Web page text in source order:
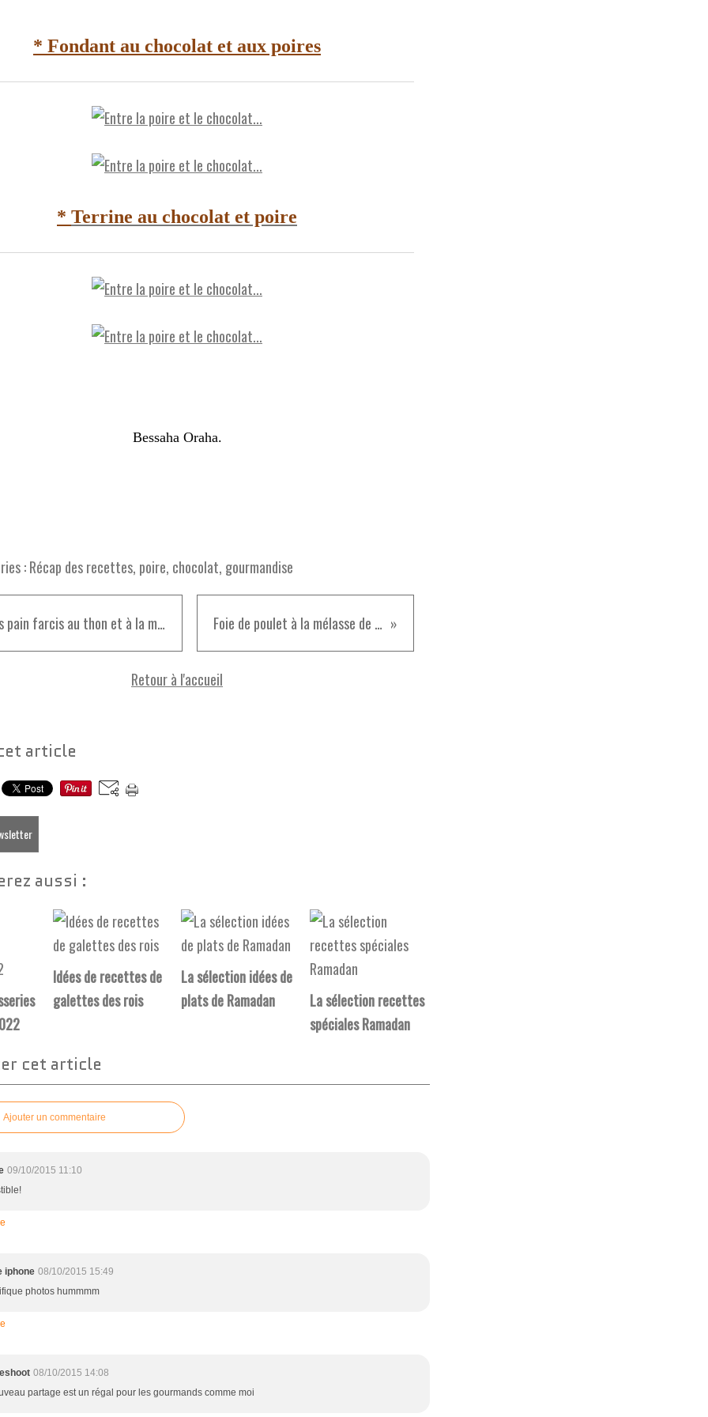
* Fondant au chocolat et aux poires
* Terrine au chocolat et poire
Bessaha Oraha.
:Récap des recettes, poire, chocolat, gourmandise
Petits pain farcis au thon et à la mozzarella Foie de poulet à la mélasse de grenade
Retour à l'accueil
article
aussi :
Idées de recettes de
galettes des rois
La sélection idées de
plats de Ramadan
La sélection recettes
spéciales Ramadan
cet article
Ajouter un commentaire
09/10/2015 11:10
iphone 08/10/2015 15:49
photos hummmm
08/10/2015 14:08
partage est un régal pour les gourmands comme moi